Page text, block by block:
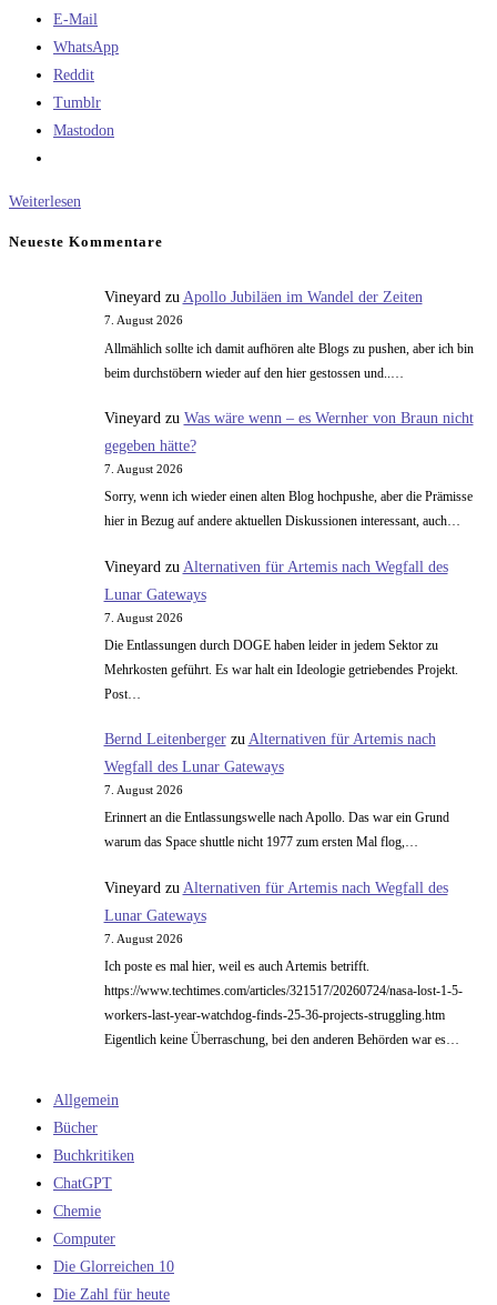
E-Mail
WhatsApp
Reddit
Tumblr
Mastodon
Weiterlesen
Neueste Kommentare
Vineyardzu Apollo Jubiläen im Wandel der Zeiten
7. August 2026
Allmählich sollte ich damit aufhören alte Blogs zu pushen, aber ich bin
beim durchstöbern wieder auf den hier gestossen und..…
Vineyard zu Was wäre wenn – es Wernher von Braun nicht
gegeben hätte?
7. August 2026
Sorry, wenn ich wieder einen alten Blog hochpushe, aber die Prämisse
hier in Bezug auf andere aktuellen Diskussionen interessant, auch…
Vineyard zu Alternativen für Artemis nach Wegfall des
Lunar Gateways
7. August 2026
Die Entlassungen durch DOGE haben leider in jedem Sektor zu
Mehrkosten geführt. Es war halt ein Ideologie getriebendes Projekt.
Post…
Bernd Leitenbergerzu Alternativen für Artemis nach
Wegfall des Lunar Gateways
7. August 2026
Erinnert an die Entlassungswelle nach Apollo. Das war ein Grund
warum das Space shuttle nicht 1977 zum ersten Mal flog,…
Vineyard zu Alternativen für Artemis nach Wegfall des
Lunar Gateways
7. August 2026
Ich poste es mal hier, weil es auch Artemis betrifft.
https://www.techtimes.com/articles/321517/20260724/nasa-lost-1-5-
workers-last-year-watchdog-finds-25-36-projects-struggling.htm
Eigentlich keine Überraschung, bei den anderen Behörden war es…
Allgemein
Bücher
Buchkritiken
ChatGPT
Chemie
Computer
Die Glorreichen 10
Die Zahl für heute